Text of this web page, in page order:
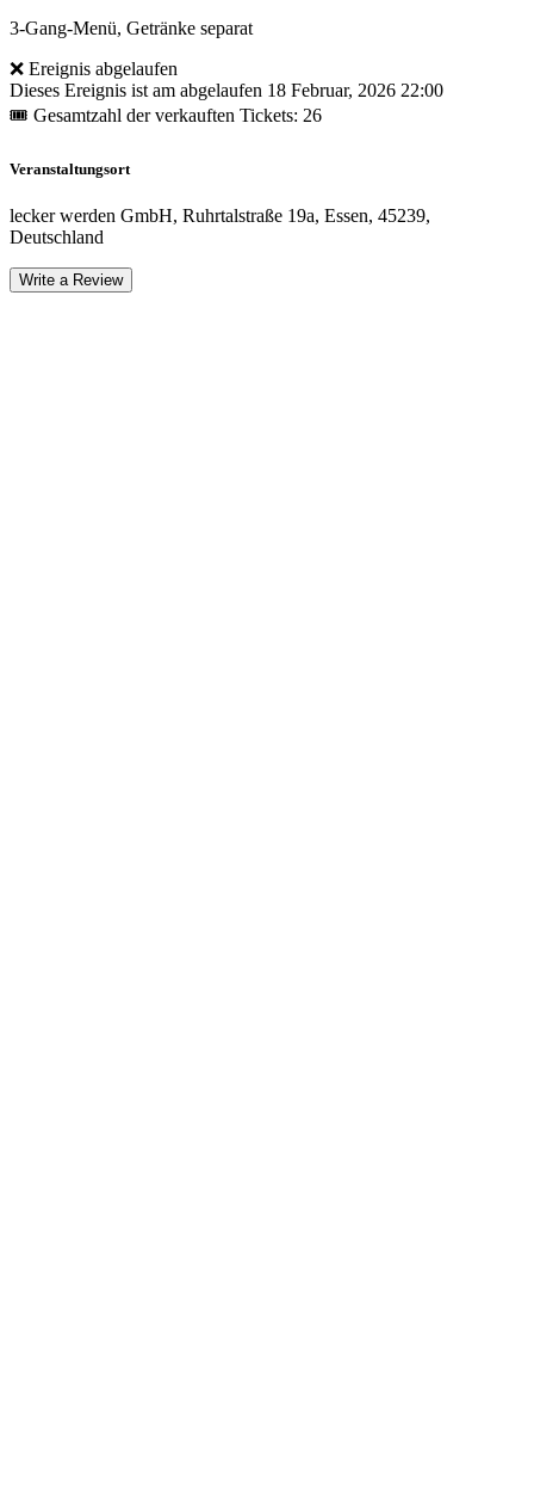
3-Gang-Menü, Getränke separat
❌ Ereignis abgelaufen
Dieses Ereignis ist am abgelaufen 18 Februar, 2026 22:00
🎟 Gesamtzahl der verkauften Tickets: 26
Veranstaltungsort
lecker werden GmbH, Ruhrtalstraße 19a, Essen, 45239,
Deutschland
Write a Review